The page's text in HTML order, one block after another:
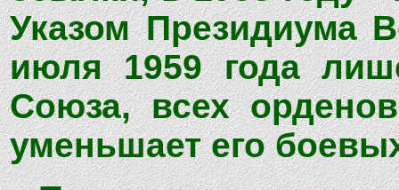
Указом Президиума
июля 1959 года
Союза, всех
уменьшает его